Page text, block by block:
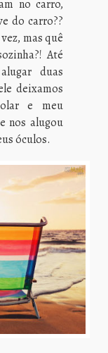
no carro,
do carro??
mas quê
Até
duas
deixamos
e meu
nos alugou
óculos.